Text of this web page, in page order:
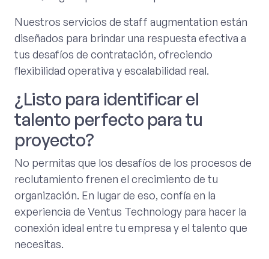
Nuestros servicios de staff augmentation están
diseñados para brindar una respuesta efectiva a
tus desafíos de contratación, ofreciendo
flexibilidad operativa y escalabilidad real.
¿Listo para identificar el
talento perfecto para tu
proyecto?
No permitas que los desafíos de los procesos de
reclutamiento frenen el crecimiento de tu
organización. En lugar de eso, confía en la
experiencia de Ventus Technology para hacer la
conexión ideal entre tu empresa y el talento que
necesitas.